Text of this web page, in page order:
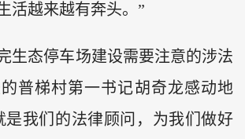
活越来越有奔头。”
生态停车场建设需要注意的涉法
普梯村第一书记胡奇龙感动地
是我们的法律顾问，为我们做好